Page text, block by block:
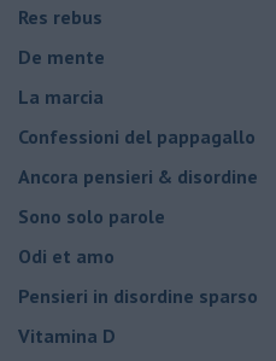
Res rebus
De mente
La marcia
Confessioni del pappagallo
Ancora pensieri & disordine
Sono solo parole
Odi et amo
Pensieri in disordine sparso
Vitamina D